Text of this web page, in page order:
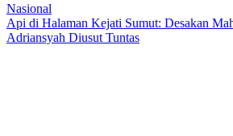
Nasional
Api di Halaman Kejati Sumut: Desakan
Adriansyah Diusut Tuntas